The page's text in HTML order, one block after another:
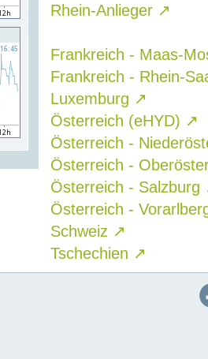
Rhein-Anlieger ↗
Frankreich - Maas-
Frankreich - Rhein-
Luxemburg ↗
Österreich (eHYD) ↗
Österreich -
Österreich -
Österreich - Salzburg
Österreich -
Schweiz ↗
Tschechien ↗